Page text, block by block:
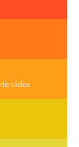
slides